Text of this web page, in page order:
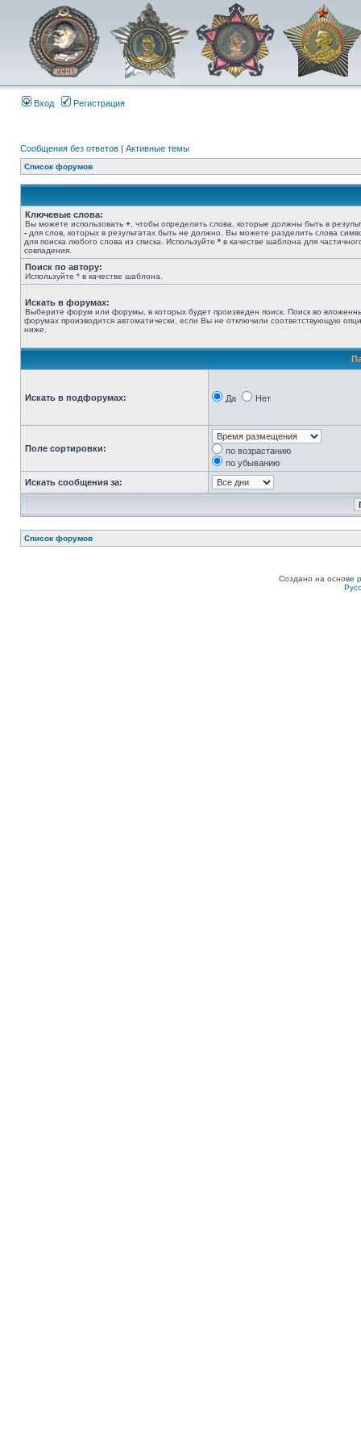
Вход Регистрация
Сообщения без ответов | Активные темы
Список форумов
Ключевые слова:
Вы можете использовать + , чтобы определить слова, которые должны быть в
- для слов, которых в результатах быть не должно. Вы можете разделить слова
для поиска любого слова из списка. Используйте * в качестве шаблона для
совпадения.
Поиск по автору:
Используйте * в качестве шаблона.
Искать в форумах:
Выберите форум или форумы, в которых будет произведен поиск. Поиск во
форумах производится автоматически, если Вы не отключили соответствующую
ниже.
Искать в подфорумах: Да Нет
Поле сортировки:
по возрастанию
по убыванию
Искать сообщения за:
Список форумов
Создано на основе